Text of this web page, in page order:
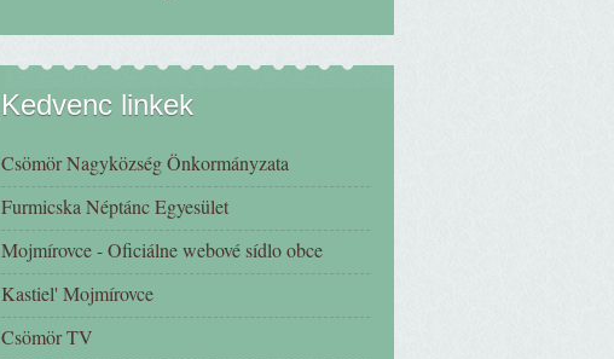
Kedvenc linkek
Csömör Nagyközség Önkormányzata
Furmicska Néptánc Egyesület
Mojmírovce - Oficiálne webové sídlo obce
Kastiel' Mojmírovce
Csömör TV